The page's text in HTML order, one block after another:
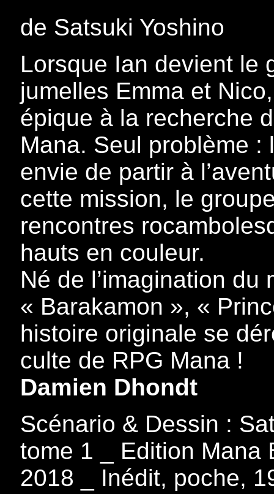
de Satsuki Yoshino
Lorsque Ian devient le
jumelles Emma et
épique à la recherche
Mana. Seul problème
envie de partir à
cette mission, le
rencontres
hauts en couleur.
Né de l’imagination du
« Barakamon », «
histoire originale se
culte de RPG Mana !
Damien Dhondt
Scénario & Dessin :
tome 1 _ Edition Mana
2018 _ Inédit, poche,